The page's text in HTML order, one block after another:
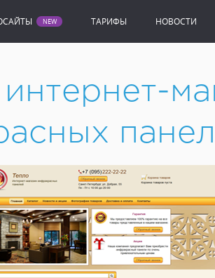
ТАРИФЫ НОВОСТИ
интернет-